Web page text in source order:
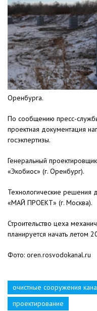
Оренбурга.
По сообщению пресс-
проектная документация
госэкпертизы.
Генеральный
«Экобиос» (г. Оренбург).
Технологические решения
«МАЙ ПРОЕКТ» (г. Москва).
Строительство цеха
планируется начать летом
Фото: oren.rosvodokanal.ru
очистные сооружения
проектирование